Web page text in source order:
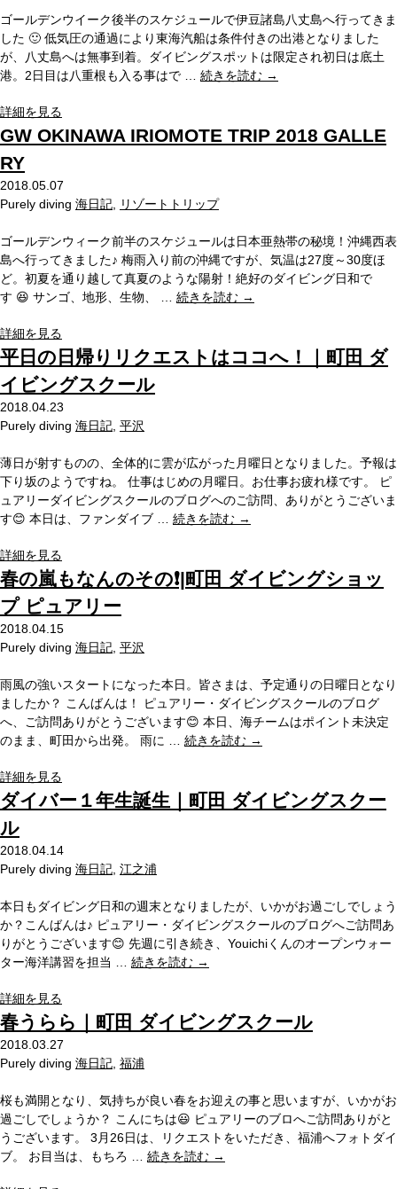
ゴールデンウイーク後半のスケジュールで伊豆諸島八丈島へ行ってきま
した 🙂 低気圧の通過により東海汽船は条件付きの出港となりました
が、八丈島へは無事到着。ダイビングスポットは限定され初日は底土
港。2日目は八重根も入る事はで … 続きを読む →
詳細を見る
GW OKINAWA IRIOMOTE TRIP 2018 GALLE
RY
2018.05.07
Purely diving 海日記 リゾートトリップ
ゴールデンウィーク前半のスケジュールは日本亜熱帯の秘境！沖縄西表
島へ行ってきました♪ 梅雨入り前の沖縄ですが、気温は27度～30度ほ
ど。初夏を通り越して真夏のような陽射！絶好のダイビング日和で
す 😆 サンゴ、地形、生物、 … 続きを読む →
詳細を見る
平日の日帰りリクエストはココへ！｜町田 ダ
イビングスクール
2018.04.23
Purely diving 海日記 平沢
薄日が射すものの、全体的に雲が広がった月曜日となりました。予報は
下り坂のようですね。 仕事はじめの月曜日。お仕事お疲れ様です。 ピ
ュアリーダイビングスクールのブログへのご訪問、ありがとうございま
す😊 本日は、ファンダイブ … 続きを読む →
詳細を見る
春の嵐もなんのその❗️|町田 ダイビングショッ
プ ピュアリー
2018.04.15
Purely diving 海日記 平沢
雨風の強いスタートになった本日。皆さまは、予定通りの日曜日となり
ましたか？ こんばんは！ ピュアリー・ダイビングスクールのブログ
へ、ご訪問ありがとうございます😊 本日、海チームはポイント未決定
のまま、町田から出発。 雨に … 続きを読む →
詳細を見る
ダイバー１年生誕生｜町田 ダイビングスクー
ル
2018.04.14
Purely diving 海日記 江之浦
本日もダイビング日和の週末となりましたが、いかがお過ごしでしょう
か？こんばんは♪ ピュアリー・ダイビングスクールのブログへご訪問あ
りがとうございます😊 先週に引き続き、Youichiくんのオープンウォー
ター海洋講習を担当 … 続きを読む →
詳細を見る
春うらら｜町田 ダイビングスクール
2018.03.27
Purely diving 海日記 福浦
桜も満開となり、気持ちが良い春をお迎えの事と思いますが、いかがお
過ごしでしょうか？ こんにちは😃 ピュアリーのブロへご訪問ありがと
うございます。 3月26日は、リクエストをいただき、福浦へフォトダイ
ブ。 お目当は、もちろ … 続きを読む →